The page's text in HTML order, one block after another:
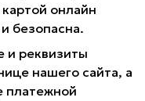
онлайн
безопасна.
и реквизиты
нашего сайта, а
платежной